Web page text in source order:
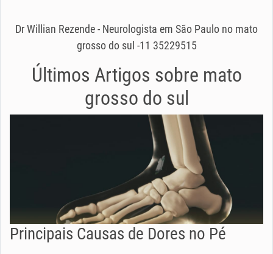
Dr Willian Rezende - Neurologista em São Paulo no mato
grosso do sul -11 35229515
Últimos Artigos sobre mato
grosso do sul
Principais Causas de Dores no Pé